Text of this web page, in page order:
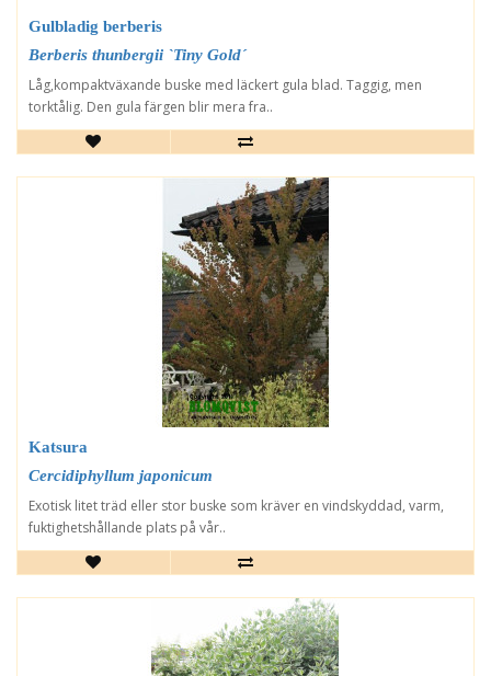
Gulbladig berberis
Berberis thunbergii `Tiny Gold´
Låg,kompaktväxande buske med läckert gula blad. Taggig, men
torktålig. Den gula färgen blir mera fra..
Katsura
Cercidiphyllum japonicum
Exotisk litet träd eller stor buske som kräver en vindskyddad, varm,
fuktighetshållande plats på vår..